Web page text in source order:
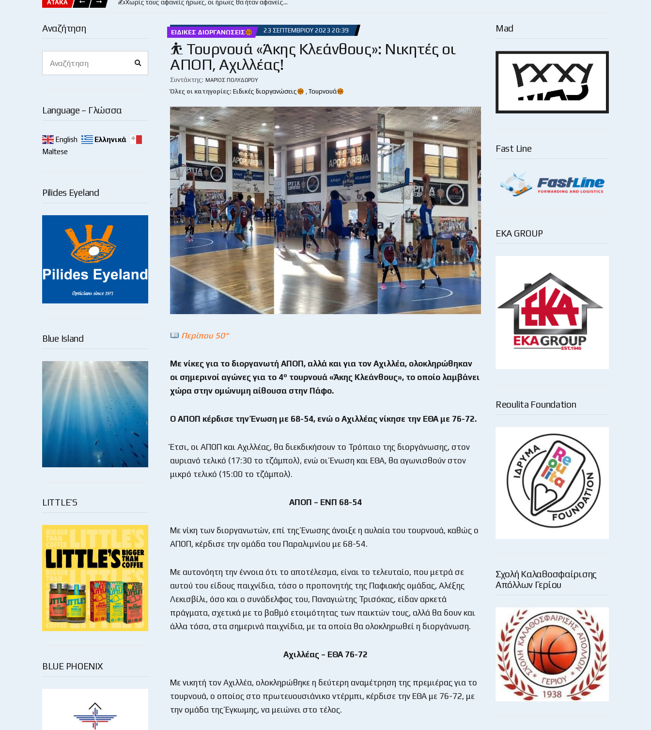
ΑΤΑΚΑ ✍️Χωρίς τους αφανείς ήρωες, οι ήρωες θα ήταν αφανείς…
Αναζήτηση
for:
Language – Γλώσσα
English
Ελληνικά
Maltese
Pilides Eyeland
Blue Island
LITTLE’S
BLUE PHOENIX
ΕΙΔΙΚΈΣ ΔΙΟΡΓΑΝΏΣΕΙΣ 23 ΣΕΠΤΕΜΒΡΊΟΥ 2023 20:39
⛹️ Τουρνουά «Άκης Κλεάνθους»: Νικητές οι
ΑΠΟΠ, Αχιλλέας!
Συντάκτης: ΜΆΡΙΟΣ ΠΟΛΥΔΏΡΟΥ
Όλες οι κατηγορίες: Ειδικές διοργανώσεις , Τουρνουά
Περίπου 50“
Με νίκες για το διοργανωτή ΑΠΟΠ, αλλά και για τον Αχιλλέα, ολοκληρώθηκαν
οι σημερινοί αγώνες για το 4ο τουρνουά «Άκης Κλεάνθους», το οποίο λαμβάνει
χώρα στην ομώνυμη αίθουσα στην Πάφο.
Ο ΑΠΟΠ κέρδισε την Ένωση με 68-54, ενώ ο Αχιλλέας νίκησε την ΕΘΑ με 76-72.
Έτσι, οι ΑΠΟΠ και Αχιλλέας, θα διεκδικήσουν το Τρόπαιο της διοργάνωσης, στον
αυριανό τελικό (17:30 το τζάμπολ), ενώ οι Ένωση και ΕΘΑ, θα αγωνισθούν στον
μικρό τελικό (15:00 το τζάμπολ).
AΠΟΠ – ΕΝΠ 68-54
Με νίκη των διοργανωτών, επί της Ένωσης άνοιξε η αυλαία του τουρνουά, καθώς ο
ΑΠΟΠ, κέρδισε την ομάδα του Παραλιμνίου με 68-54.
Με αυτονόητη την έννοια ότι το αποτέλεσμα, είναι το τελευταίο, που μετρά σε
αυτού του είδους παιχνίδια, τόσο ο προπονητής της Παφιακής ομάδας, Αλέξης
Λεκισβίλι, όσο και ο συνάδελφος του, Παναγιώτης Τρισόκας, είδαν αρκετά
πράγματα, σχετικά με το βαθμό ετοιμότητας των παικτών τους, αλλά θα δουν και
άλλα τόσα, στα σημερινά παιχνίδια, με τα οποία θα ολοκληρωθεί η διοργάνωση.
Αχιλλέας – ΕΘΑ 76-72
Με νικητή τον Αχιλλέα, ολοκληρώθηκε η δεύτερη αναμέτρηση της πρεμιέρας για το
τουρνουά, ο οποίος στο πρωτευουσιάνικο ντέρμπι, κέρδισε την ΕΘΑ με 76-72, με
την ομάδα της Έγκωμης, να μειώνει στο τέλος.
Mad
Fast Line
EKA GROUP
Reoulita Foundation
Σχολή Καλαθοσφαίρισης
Απόλλων Γερίου